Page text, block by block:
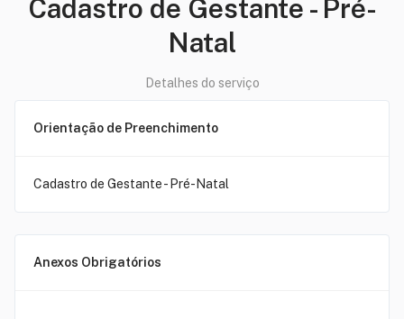
Cadastro de Gestante - Pré-
Natal
Detalhes do serviço
Orientação de Preenchimento
Cadastro de Gestante - Pré-Natal
Anexos Obrigatórios